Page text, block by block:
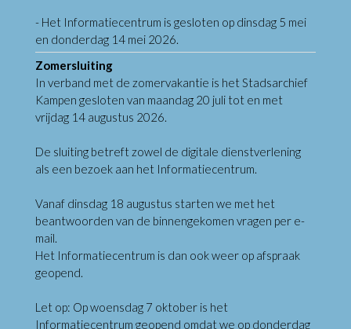
- Het Informatiecentrum is gesloten op dinsdag 5 mei
en donderdag 14 mei 2026.
Zomersluiting
In verband met de zomervakantie is het Stadsarchief
Kampen gesloten van maandag 20 juli tot en met
vrijdag 14 augustus 2026.
De sluiting betreft zowel de digitale dienstverlening
als een bezoek aan het Informatiecentrum.
Vanaf dinsdag 18 augustus starten we met het
beantwoorden van de binnengekomen vragen per e-
mail.
Het Informatiecentrum is dan ook weer op afspraak
geopend.
Let op: Op woensdag 7 oktober is het
Informatiecentrum geopend omdat we op donderdag